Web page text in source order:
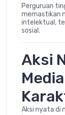
Perguruan
memastikan
intelektual,
sosial.
Aksi
Aksi nyata di